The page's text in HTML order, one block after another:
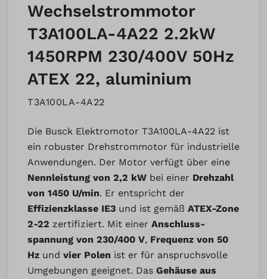
Wechselstrommotor
T3A100LA-4A22 2.2kW
1450RPM 230/400V 50Hz
ATEX 22, aluminium
T3A100LA-4A22
Die Busck Elektromotor T3A100LA-4A22 ist
ein robuster Drehstrommotor für industrielle
Anwendungen. Der Motor verfügt über eine
Nennleistung von 2,2 kW bei einer Drehzahl
von 1450 U/min. Er entspricht der
Effizienzklasse IE3 und ist gemäß ATEX-Zone
2-22 zertifiziert. Mit einer Anschluss­
spannung von 230/400 V, Frequenz von 50
Hz und vier Polen ist er für anspruchsvolle
Umgebungen geeignet. Das Gehäuse aus